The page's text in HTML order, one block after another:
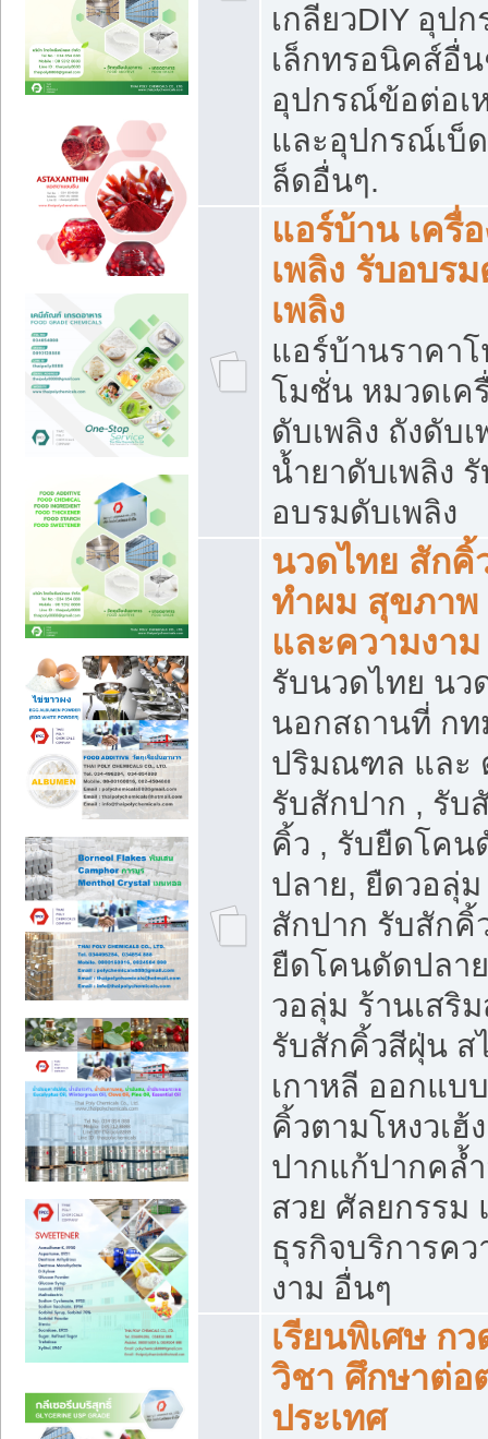
เกลียวDIY อุป
เล็กทรอนิคส์อื่
อุปกรณ์ข้อต่อเ
และอุปกรณ์เบ็
ล็ดอื่นๆ.
แอร์บ้าน เครื่
เพลิง รับอบร
เพลิง
แอร์บ้านราคาโ
โมชั่น หมวดเค
ดับเพลิง ถังดับเ
น้ำยาดับเพลิง
อบรมดับเพลิง
นวดไทย สักคิ้
ทำผม สุขภาพ
และความงาม
รับนวดไทย นว
นอกสถานที่ กท
ปริมณฑล และ
รับสักปาก , รับ
คิ้ว , รับยืดโคน
ปลาย, ยืดวอลุ่ม
สักปาก รับสักคิ้
ยืดโคนดัดปลา
วอลุ่ม ร้านเสริ
รับสักคิ้วสีฝุ่น ส
เกาหลี ออกแบ
คิ้วตามโหงวเฮ้
ปากแก้ปากคล้
สวย ศัลยกรรม
ธุรกิจบริการคว
งาม อื่นๆ
เรียนพิเศษ กว
วิชา ศึกษาต่อ
ประเทศ